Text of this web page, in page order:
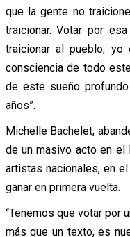
que la gente no
traicionar. Votar por
traicionar al pueblo,
consciencia de todo
de este sueño
años”.
Michelle Bachelet,
de un masivo acto en el
artistas nacionales, en
ganar en primera vuelta.
“Tenemos que votar por
más que un texto, es